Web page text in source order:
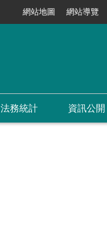
網站地圖 網站導覽
法務統計 資訊公開